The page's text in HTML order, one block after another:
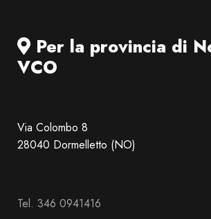
Per la provincia di
VCO
Via Colombo 8
28040 Dormelletto (NO)
Tel. 346 0941416